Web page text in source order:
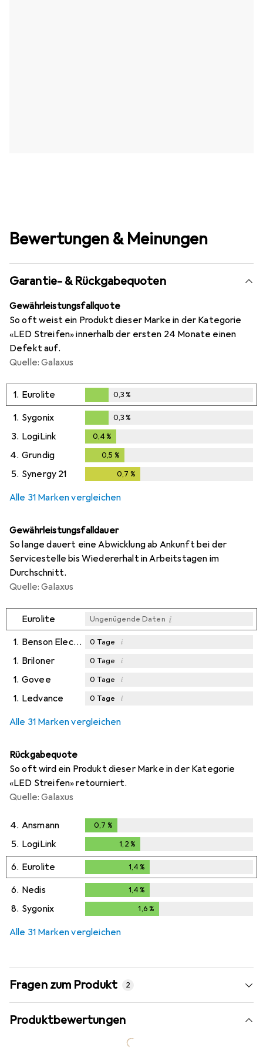
Bewertungen & Meinungen
Garantie- & Rückgabequoten
Gewährleistungsfallquote
So oft weist ein Produkt dieser Marke in der Kategorie
«LED Streifen» innerhalb der ersten 24 Monate einen
Defekt auf.
Quelle: Galaxus
1. Eurolite
0,3%
0,3%
1. Sygonix
0,3%
0,3%
3. LogiLink 0,4 %
4. Grundig 0,5 %
5. Synergy 21 0,7 %
Alle 31 Marken vergleichen
Gewährleistungsfalldauer
So lange dauert eine Abwicklung ab Ankunft bei der
Servicestelle bis Wiedererhalt in Arbeitstagen im
Durchschnitt.
Quelle: Galaxus
Eurolite Ungenügende Daten i
1. Benson Electric 0 Tage i
1. Briloner 0 Tage i
1. Govee 0 Tage i
1. Ledvance 0 Tage i
Alle 31 Marken vergleichen
Rückgabequote
So oft wird ein Produkt dieser Marke in der Kategorie
«LED Streifen» retourniert.
Quelle: Galaxus
4. Ansmann 0,7 %
5. LogiLink 1,2 %
6. Eurolite 1,4 %
6. Nedis 1,4 %
8. Sygonix 1,6 %
Alle 31 Marken vergleichen
Fragen zum Produkt 2
Produktbewertungen